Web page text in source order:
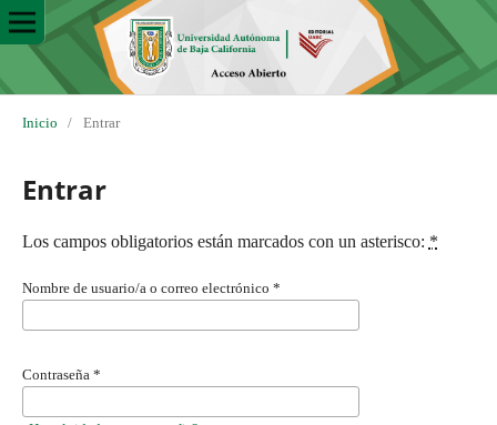
Inicio / Entrar
Entrar
Los campos obligatorios están marcados con un asterisco: *
Nombre de usuario/a o correo electrónico *
Contraseña *